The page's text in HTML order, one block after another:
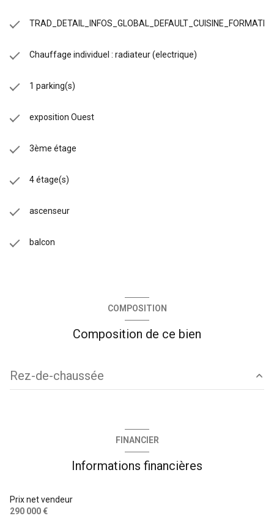
Chauffage individuel : radiateur (electrique)
1 parking(s)
exposition Ouest
3ème étage
4 étage(s)
ascenseur
balcon
COMPOSITION
Composition de ce bien
Rez-de-chaussée
chambre
FINANCIER
Informations financières
Prix net vendeur
290 000 €